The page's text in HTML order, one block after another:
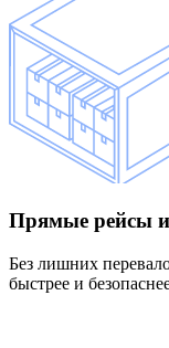
Прямые рейсы
Без лишних
быстрее и